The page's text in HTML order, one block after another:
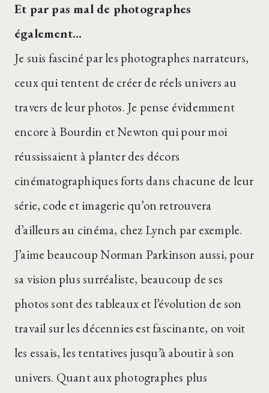
Et par pas mal de photographes
également…
Je suis fasciné par les photographes narrateurs,
ceux qui tentent de créer de réels univers au
travers de leur photos. Je pense évidemment
encore à Bourdin et Newton qui pour moi
réussissaient à planter des décors
cinématographiques forts dans chacune de leur
série, code et imagerie qu’on retrouvera
d’ailleurs au cinéma, chez Lynch par exemple.
J’aime beaucoup Norman Parkinson aussi, pour
sa vision plus surréaliste, beaucoup de ses
photos sont des tableaux et l’évolution de son
travail sur les décennies est fascinante, on voit
les essais, les tentatives jusqu’à aboutir à son
univers. Quant aux photographes plus